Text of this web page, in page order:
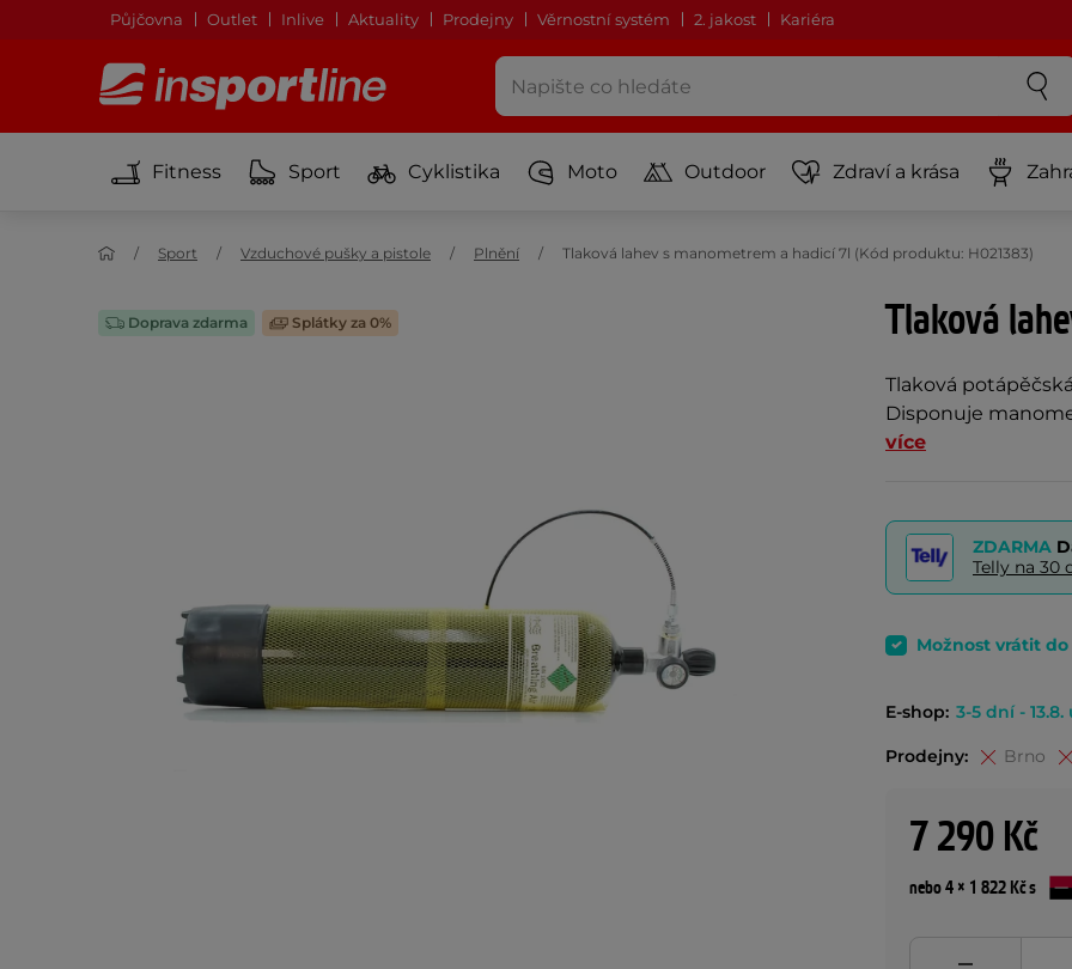
Půjčovna Outlet Inlive Aktuality Prodejny Věrnostní systém 2. jakost Kariéra
Fitness Sport Cyklistika Moto Outdoor Zdraví a krása
Sport Vzduchové pušky a pistole Plnění Tlaková lahev s manometrem a hadicí 7l (Kód produktu: H021383)
Tlaková
Tlaková
Disponuje
více
Doprava zdarma Splátky za 0%
ZDARMA
Telly na 30
Možnost vrátit
E-shop: 3-5 dní - 13.8.
Prodejny: Brno
7 290 Kč
nebo 4 × 1 822 Kč s